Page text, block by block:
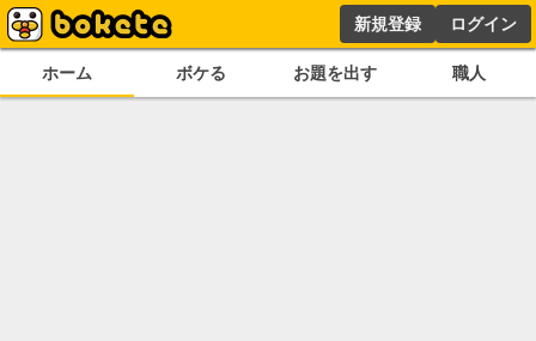
新規登録 ログイン
ホーム ボケる お題を出す 職人